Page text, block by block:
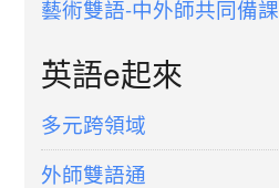
藝術雙語-中外師共同備課
英語e起來
多元跨領域
外師雙語通